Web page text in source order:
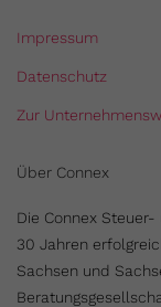
Impressum
Datenschutz
Zur
Über Connex
Die Connex
30 Jahren
Sachsen und